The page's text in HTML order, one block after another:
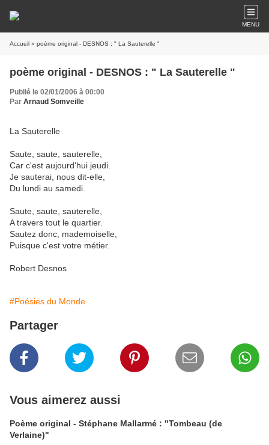
MENU
Accueil » poème original - DESNOS : " La Sauterelle "
poème original - DESNOS : " La Sauterelle "
Publié le 02/01/2006 à 00:00
Par Arnaud Somveille
La Sauterelle
Saute, saute, sauterelle,
Car c'est aujourd'hui jeudi.
Je sauterai, nous dit-elle,
Du lundi au samedi.
Saute, saute, sauterelle,
A travers tout le quartier.
Sautez donc, mademoiselle,
Puisque c'est votre métier.
Robert Desnos
#Poésies du Monde
Partager
Vous aimerez aussi
Poème original - Stéphane Mallarmé : "Tombeau (de
Verlaine)"